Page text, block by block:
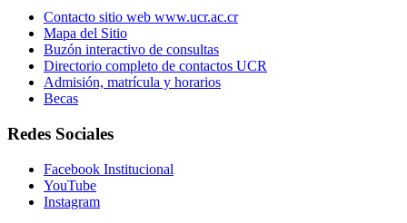
Contacto sitio web www.ucr.ac.cr
Mapa del Sitio
Buzón interactivo de consultas
Directorio completo de contactos UCR
Admisión, matrícula y horarios
Becas
Redes Sociales
Facebook Institucional
YouTube
Instagram